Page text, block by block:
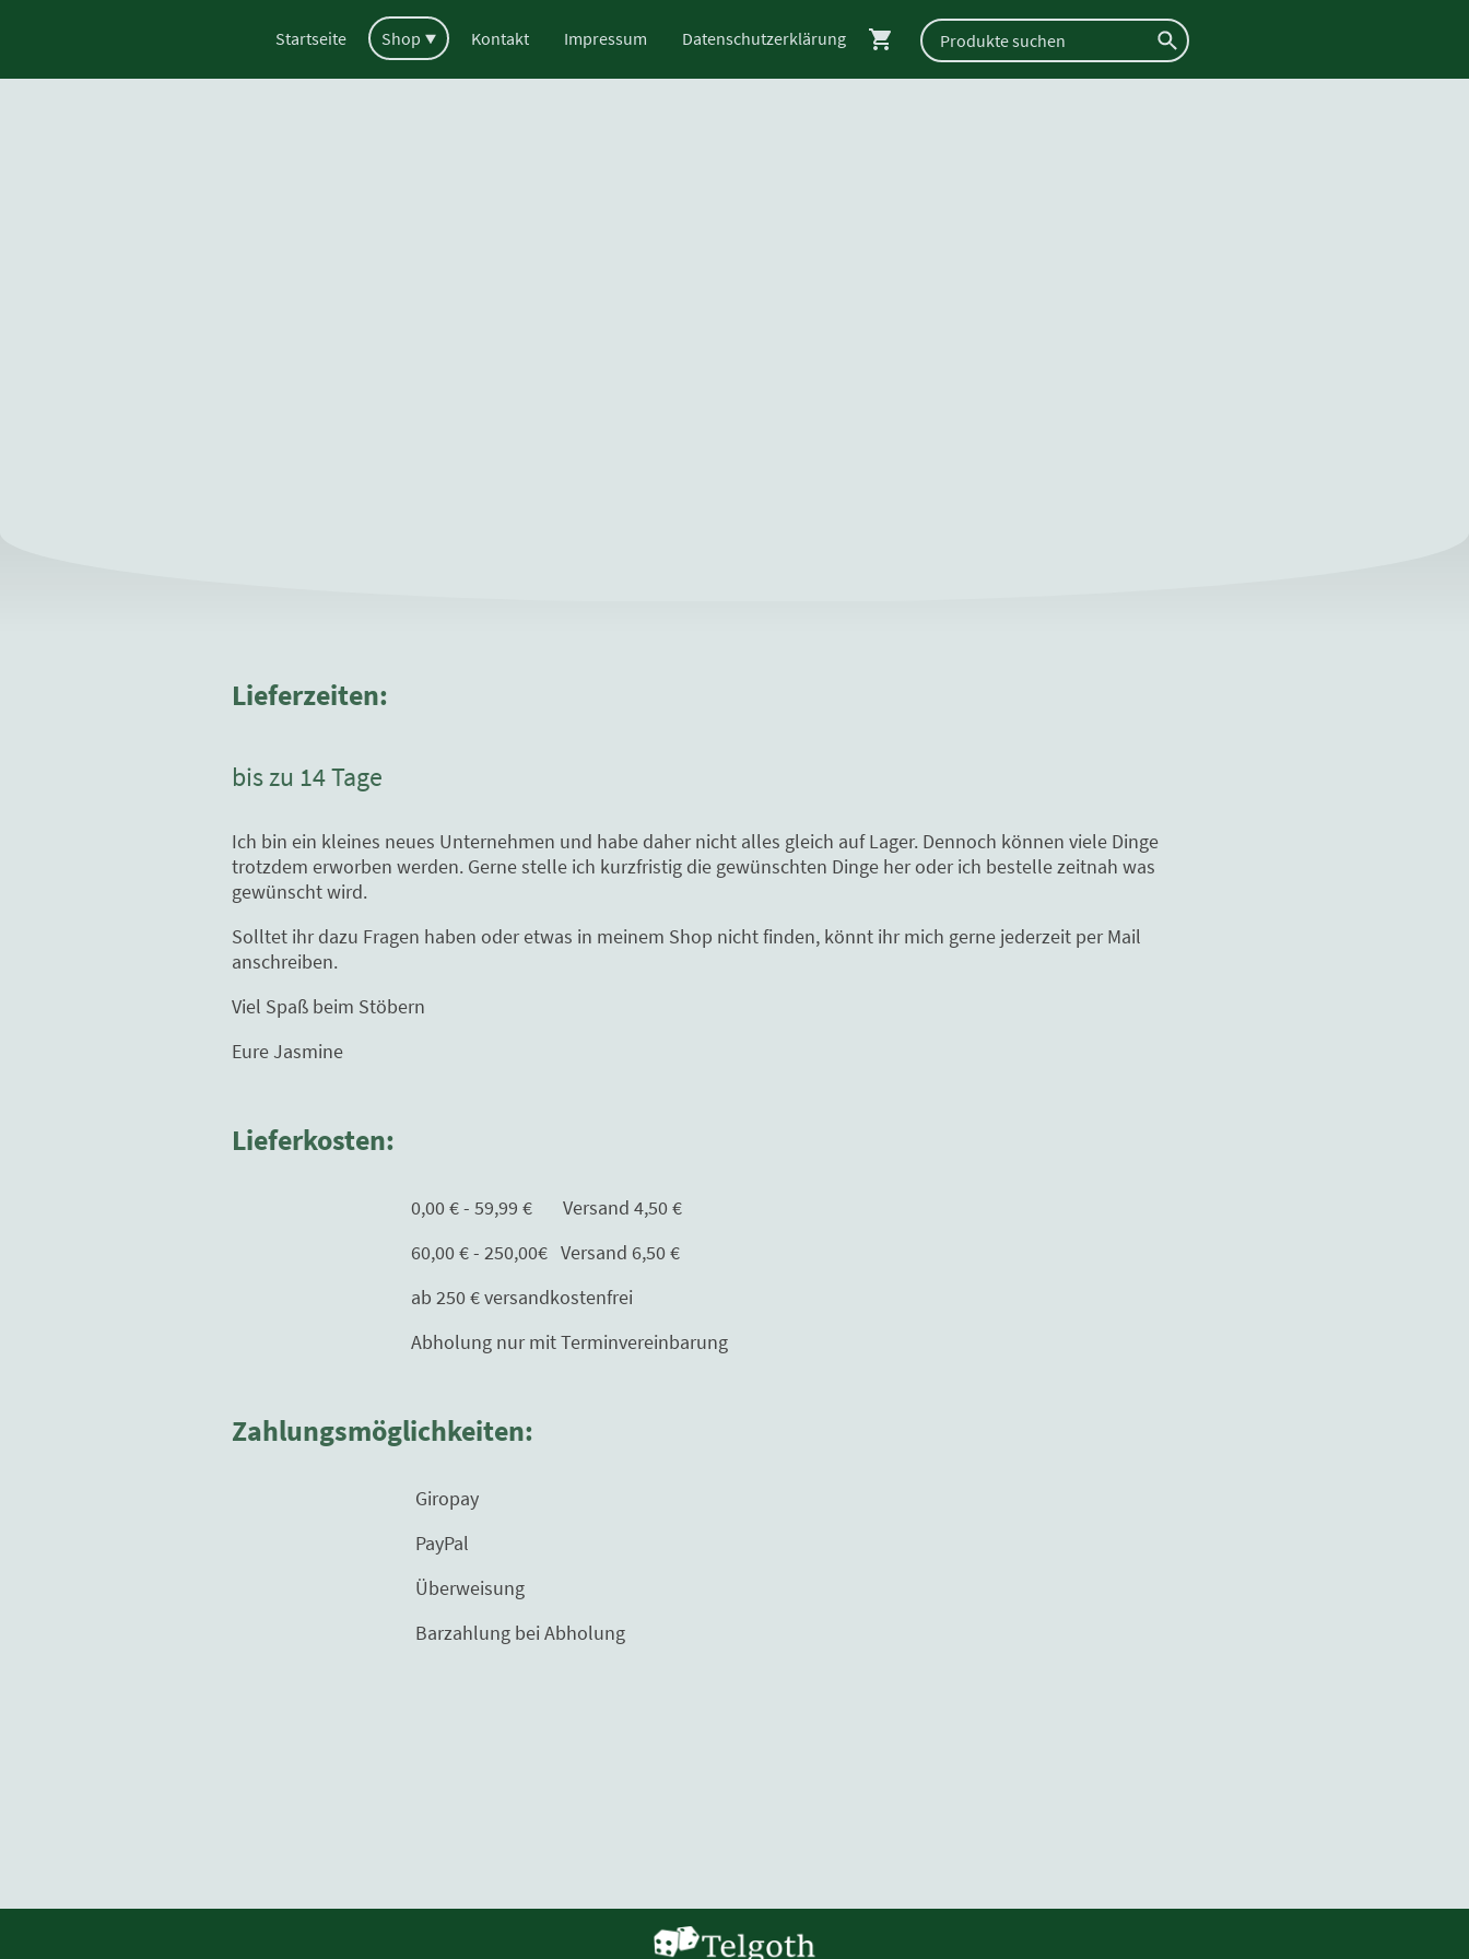
Startseite Shop Kontakt Impressum Datenschutzerklärung
Lieferzeiten:
bis zu 14 Tage
Ich bin ein kleines neues Unternehmen und habe daher nicht alles gleich auf Lager. Dennoch können viele Dinge
trotzdem erworben werden. Gerne stelle ich kurzfristig die gewünschten Dinge her oder ich bestelle zeitnah was
gewünscht wird.
Solltet ihr dazu Fragen haben oder etwas in meinem Shop nicht finden, könnt ihr mich gerne jederzeit per Mail
anschreiben.
Viel Spaß beim Stöbern
Eure Jasmine
Lieferkosten:
0,00 € - 59,99 € Versand 4,50 €
60,00 € - 250,00€ Versand 6,50 €
ab 250 € versandkostenfrei
Abholung nur mit Terminvereinbarung
Zahlungsmöglichkeiten:
Giropay
PayPal
Überweisung
Barzahlung bei Abholung